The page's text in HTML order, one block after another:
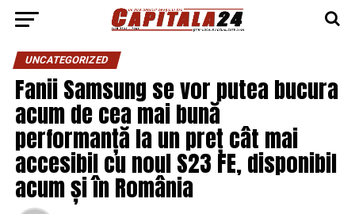
UNCATEGORIZED
Fanii Samsung se vor putea bucura
acum de cea mai bună
performanță la un preț cât mai
accesibil cu noul S23 FE, disponibil
acum și în România